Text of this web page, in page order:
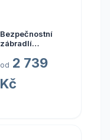
Bezpečnostní
zábradlí
Security
Security 46
od 2 739
Kč